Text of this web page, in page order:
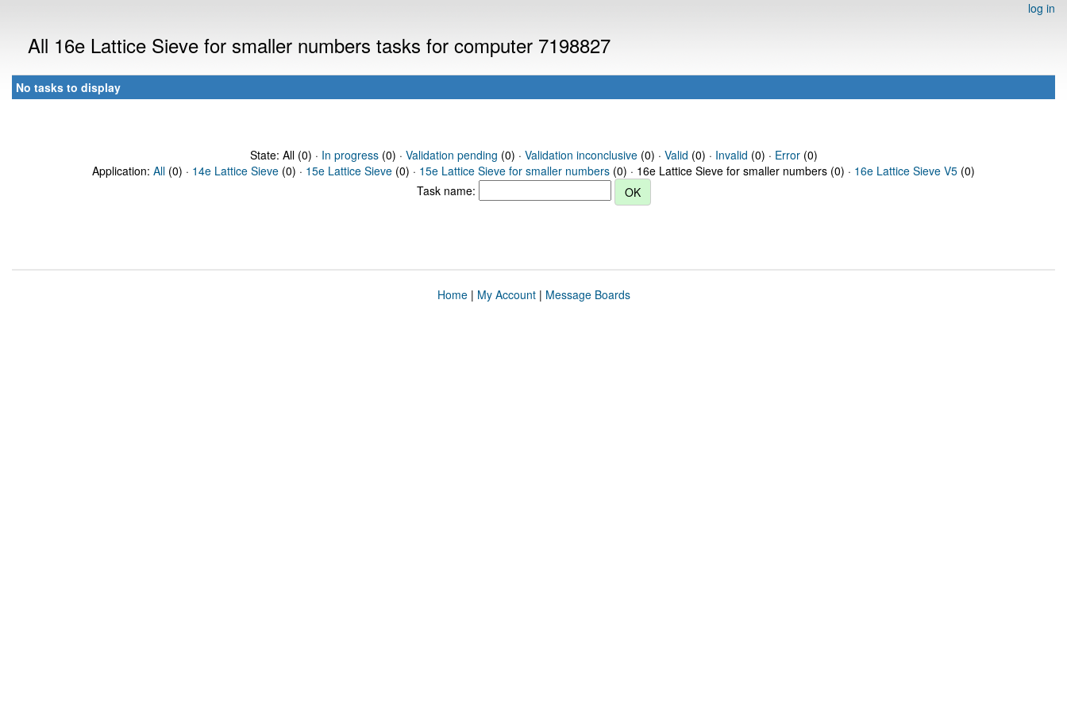
log in
All 16e Lattice Sieve for smaller numbers tasks for computer 7198827
No tasks to display
State: All (0) · In progress(0) · Validation pending (0) · Validation inconclusive(0) · Valid (0) · Invalid (0) · Error(0)
Application: All (0) · 14e Lattice Sieve (0) · 15e Lattice Sieve (0) · 15e Lattice Sieve for smaller numbers (0) · 16e Lattice Sieve for smaller numbers (0) · 16e Lattice Sieve V5 (0)
Task name:
Home| My Account| Message Boards